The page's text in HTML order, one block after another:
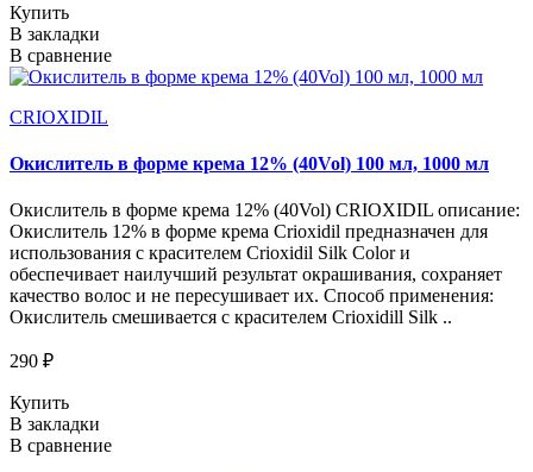
Купить
В закладки
В сравнение
CRIOXIDIL
Окислитель в форме крема 12% (40Vol) 100 мл, 1000 мл
Окислитель в форме крема 12% (40Vol) CRIOXIDIL описание:
Окислитель 12% в форме крема Crioxidil предназначен для
использования с красителем Crioxidil Silk Color и
обеспечивает наилучший результат окрашивания, сохраняет
качество волос и не пересушивает их. Способ применения:
Окислитель смешивается с красителем Crioxidill Silk ..
290 ₽
Купить
В закладки
В сравнение